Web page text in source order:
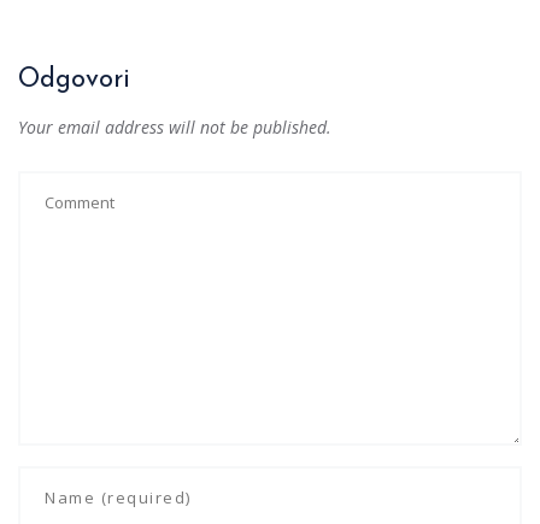
Odgovori
Your email address will not be published.